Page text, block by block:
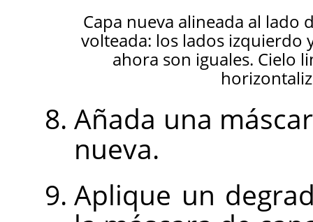
Capa nueva alineada al lado
volteada: los lados izquierdo
ahora son iguales. Cielo
Añada una
nueva.
Aplique un